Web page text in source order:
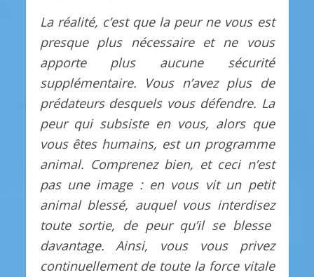
La réalité, c’est que la peur ne vous est
presque plus nécessaire et ne vous
apporte plus aucune sécurité
supplémentaire. Vous n’avez plus de
prédateursdesquels vous défendre. La
peur qui subsiste en vous, alors que
vous êtes humains, est un programme
animal. Comprenez bien, et ceci n’est
pas une image : en vous vit un petit
animal blessé, auquel vous interdisez
toute sortie, de peur qu’il se blesse
davantage. Ainsi, vous vous privez
continuellement de toute la force vitale